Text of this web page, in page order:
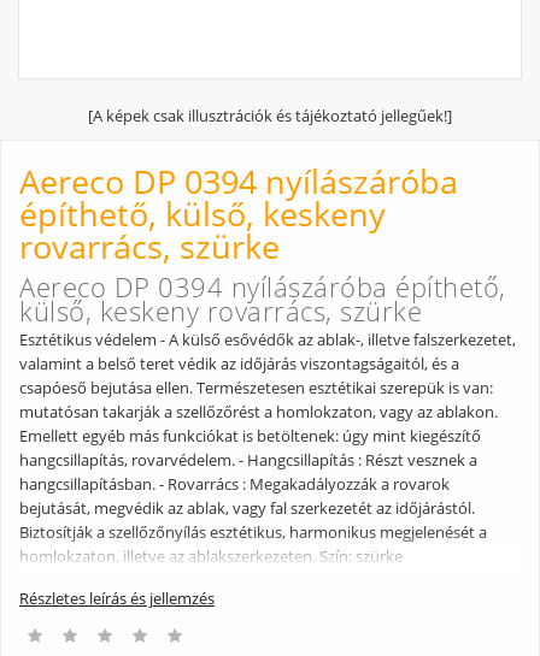
[A képek csak illusztrációk és tájékoztató jellegűek!]
Aereco DP 0394 nyílászáróba
építhető, külső, keskeny
rovarrács, szürke
Aereco DP 0394 nyílászáróba építhető,
külső, keskeny rovarrács, szürke
Esztétikus védelem - A külső esővédők az ablak-, illetve falszerkezetet,
valamint a belső teret védik az időjárás viszontagságaitól, és a
csapóeső bejutása ellen. Természetesen esztétikai szerepük is van:
mutatósan takarják a szellőzőrést a homlokzaton, vagy az ablakon.
Emellett egyéb más funkciókat is betöltenek: úgy mint kiegészítő
hangcsillapítás, rovarvédelem. - Hangcsillapítás : Részt vesznek a
hangcsillapításban. - Rovarrács : Megakadályozzák a rovarok
bejutását, megvédik az ablak, vagy fal szerkezetét az időjárástól.
Biztosítják a szellőzőnyílás esztétikus, harmonikus megjelenését a
homlokzaton, illetve az ablakszerkezeten. Szín: szürke
Részletes leírás és jellemzés